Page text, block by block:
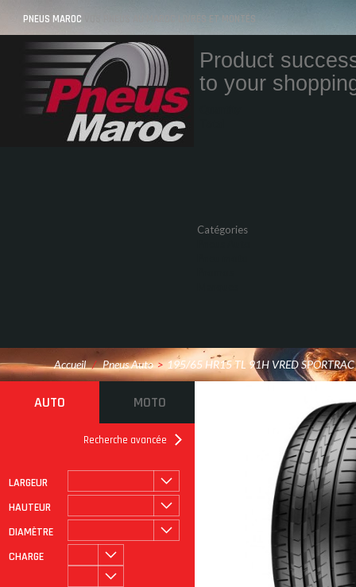
PNEUS MAROC VOS PNEUS AU MAROC LIVRÉS ET MONTÉS
Product
to your
Catégories
Accueil / Pneus Auto > 195/65 HR15 TL 91H VRED
AUTO MOTO
Recherche avancée
LARGEUR
HAUTEUR
DIAMÈTRE
CHARGE
ROULAGE À PLAT